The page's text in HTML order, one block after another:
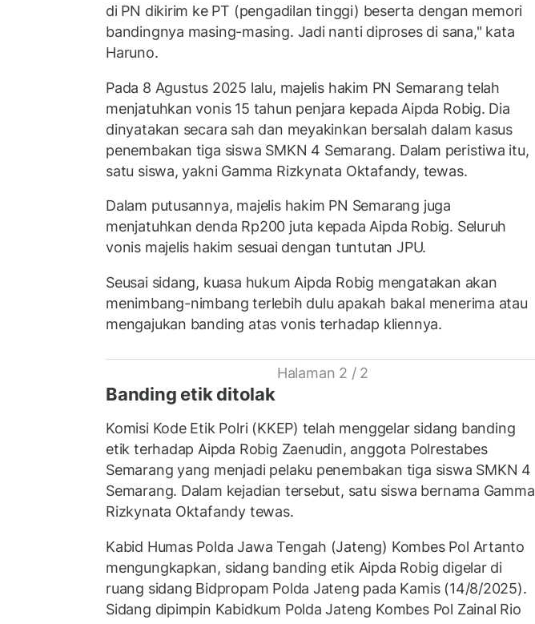
di PN dikirim ke PT (pengadilan tinggi) beserta dengan memori
bandingnya masing-masing. Jadi nanti diproses di sana," kata
Haruno.
Pada 8 Agustus 2025 lalu, majelis hakim PN Semarang telah
menjatuhkan vonis 15 tahun penjara kepada Aipda Robig. Dia
dinyatakan secara sah dan meyakinkan bersalah dalam kasus
penembakan tiga siswa SMKN 4 Semarang. Dalam peristiwa itu,
satu siswa, yakni Gamma Rizkynata Oktafandy, tewas.
Dalam putusannya, majelis hakim PN Semarang juga
menjatuhkan denda Rp200 juta kepada Aipda Robig. Seluruh
vonis majelis hakim sesuai dengan tuntutan JPU.
Seusai sidang, kuasa hukum Aipda Robig mengatakan akan
menimbang-nimbang terlebih dulu apakah bakal menerima atau
mengajukan banding atas vonis terhadap kliennya.
Halaman 2 / 2
Banding etik ditolak
Komisi Kode Etik Polri (KKEP) telah menggelar sidang banding
etik terhadap Aipda Robig Zaenudin, anggota Polrestabes
Semarang yang menjadi pelaku penembakan tiga siswa SMKN 4
Semarang. Dalam kejadian tersebut, satu siswa bernama Gamma
Rizkynata Oktafandy tewas.
Kabid Humas Polda Jawa Tengah (Jateng) Kombes Pol Artanto
mengungkapkan, sidang banding etik Aipda Robig digelar di
ruang sidang Bidpropam Polda Jateng pada Kamis (14/8/2025).
Sidang dipimpin Kabidkum Polda Jateng Kombes Pol Zainal Rio